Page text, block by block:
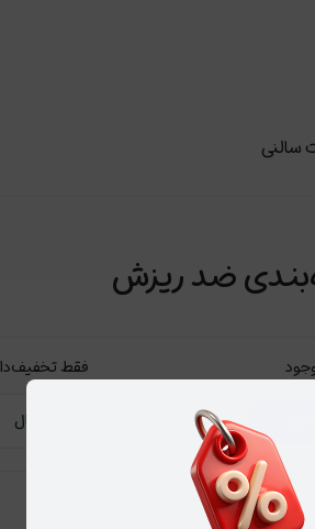
سالنی
ضد ریزش
غیرفعال
فقط
فعال